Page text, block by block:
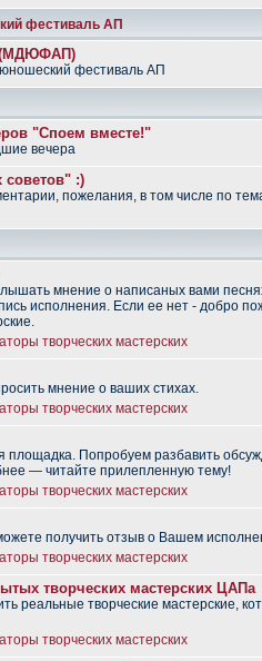
фестиваль АП
(МДЮФАП)
юношеский фестиваль АП
"Споем вместе!"
вечера
советов" :)
пожелания, в том числе по
мнение о написаных вами
исполнения. Если ее нет - добро
творческих мастерских
мнение о ваших стихах.
творческих мастерских
площадка. Попробуем разбавить
— читайте прилепленную тему!
творческих мастерских
получить отзыв о Вашем
творческих мастерских
творческих мастерских ЦАПа
реальные творческие мастерские,
творческих мастерских